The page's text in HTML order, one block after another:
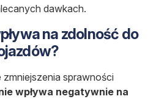
dawkach.
na zdolność do
sprawności
wpływa negatywnie na